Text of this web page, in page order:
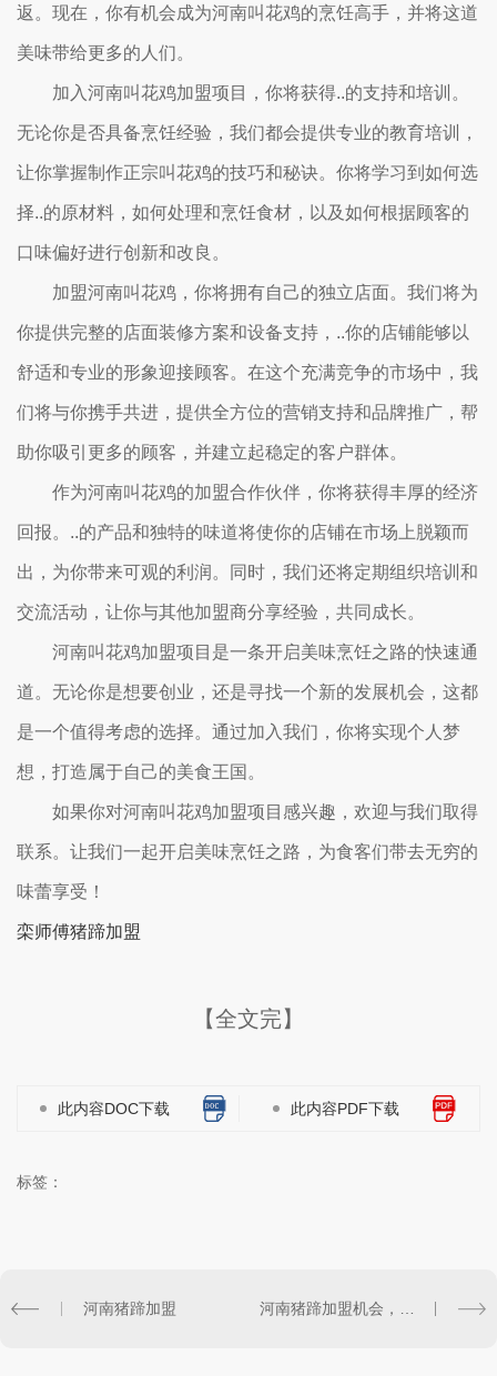
返。现在，你有机会成为河南叫花鸡的烹饪高手，并将这道
美味带给更多的人们。
加入河南叫花鸡加盟项目，你将获得..的支持和培训。
无论你是否具备烹饪经验，我们都会提供专业的教育培训，
让你掌握制作正宗叫花鸡的技巧和秘诀。你将学习到如何选
择..的原材料，如何处理和烹饪食材，以及如何根据顾客的
口味偏好进行创新和改良。
加盟河南叫花鸡，你将拥有自己的独立店面。我们将为
你提供完整的店面装修方案和设备支持，..你的店铺能够以
舒适和专业的形象迎接顾客。在这个充满竞争的市场中，我
们将与你携手共进，提供全方位的营销支持和品牌推广，帮
助你吸引更多的顾客，并建立起稳定的客户群体。
作为河南叫花鸡的加盟合作伙伴，你将获得丰厚的经济
回报。..的产品和独特的味道将使你的店铺在市场上脱颖而
出，为你带来可观的利润。同时，我们还将定期组织培训和
交流活动，让你与其他加盟商分享经验，共同成长。
河南叫花鸡加盟项目是一条开启美味烹饪之路的快速通
道。无论你是想要创业，还是寻找一个新的发展机会，这都
是一个值得考虑的选择。通过加入我们，你将实现个人梦
想，打造属于自己的美食王国。
如果你对河南叫花鸡加盟项目感兴趣，欢迎与我们取得
联系。让我们一起开启美味烹饪之路，为食客们带去无穷的
味蕾享受！
栾师傅猪蹄加盟
【全文完】
此内容DOC下载 此内容PDF下载
标签：
河南猪蹄加盟